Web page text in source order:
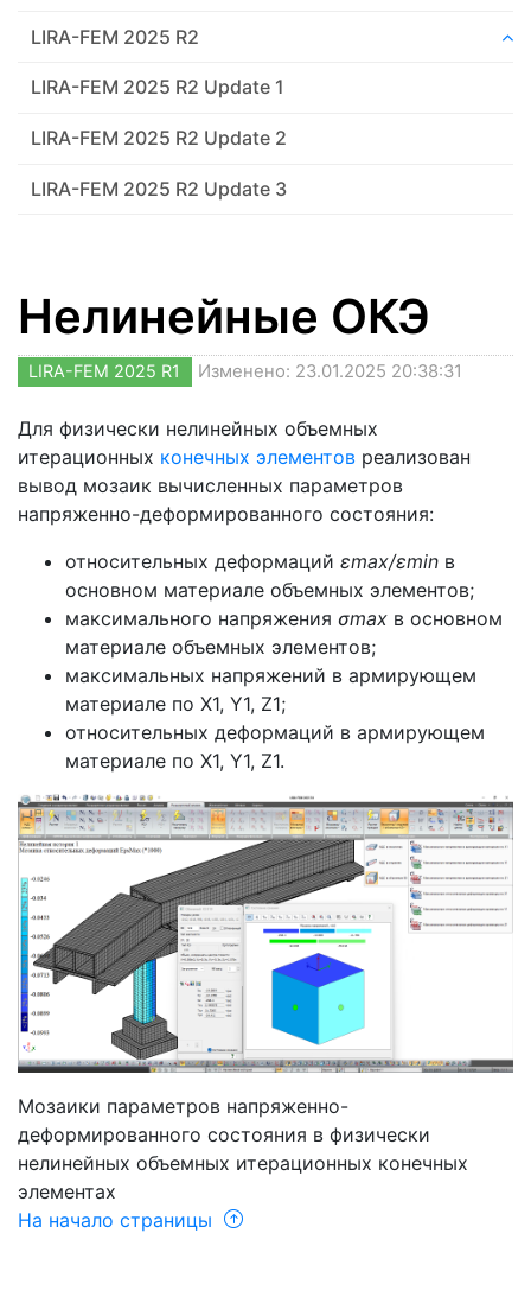
LIRA-FEM 2025 R2
LIRA-FEM 2025 R2 Update 1
LIRA-FEM 2025 R2 Update 2
LIRA-FEM 2025 R2 Update 3
Нелинейные ОКЭ
LIRA-FEM 2025 R1 Изменено: 23.01.2025 20:38:31
Для физически нелинейных объемных
итерационных конечных элементов реализован
вывод мозаик вычисленных параметров
напряженно-деформированного состояния:
относительных деформаций εmax/εmin в
основном материале объемных элементов;
максимального напряжения σmax в основном
материале объемных элементов;
максимальных напряжений в армирующем
материале по X1, Y1, Z1;
относительных деформаций в армирующем
материале по X1, Y1, Z1.
Мозаики параметров напряженно-
деформированного состояния в физически
нелинейных объемных итерационных конечных
элементах
На начало страницы